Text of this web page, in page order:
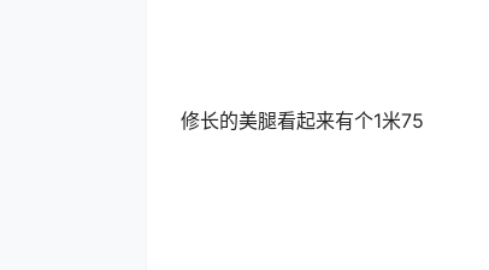
修长的美腿看起来有个1米75